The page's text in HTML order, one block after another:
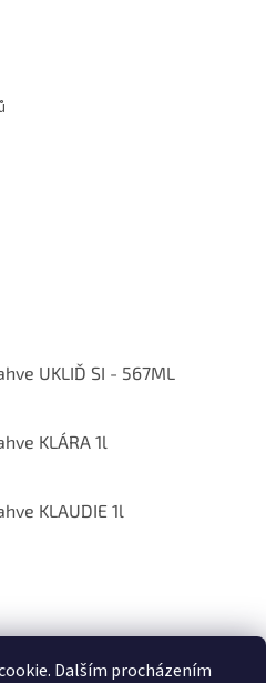
Dalším procházením
UKLIĎ SI - 567ML
KLÁRA 1l
KLAUDIE 1l